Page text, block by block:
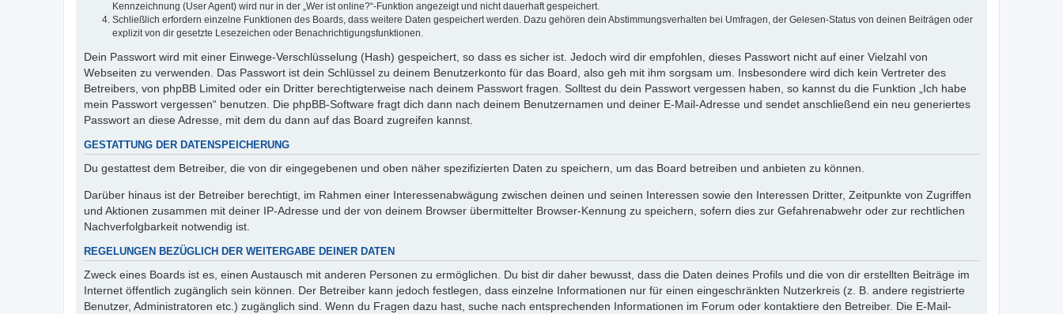
Kennzeichnung (User Agent) wird nur in der „Wer ist online?“-Funktion angezeigt und nicht dauerhaft gespeichert.
Schließlich erfordern einzelne Funktionen des Boards, dass weitere Daten gespeichert werden. Dazu gehören dein Abstimmungsverhalten bei Umfragen, der Gelesen-Status von deinen Beiträgen oder
explizit von dir gesetzte Lesezeichen oder Benachrichtigungsfunktionen.
Dein Passwort wird mit einer Einwege-Verschlüsselung (Hash) gespeichert, so dass es sicher ist. Jedoch wird dir empfohlen, dieses Passwort nicht auf einer Vielzahl von
Webseiten zu verwenden. Das Passwort ist dein Schlüssel zu deinem Benutzerkonto für das Board, also geh mit ihm sorgsam um. Insbesondere wird dich kein Vertreter des
Betreibers, von phpBB Limited oder ein Dritter berechtigterweise nach deinem Passwort fragen. Solltest du dein Passwort vergessen haben, so kannst du die Funktion „Ich habe
mein Passwort vergessen“ benutzen. Die phpBB-Software fragt dich dann nach deinem Benutzernamen und deiner E-Mail-Adresse und sendet anschließend ein neu generiertes
Passwort an diese Adresse, mit dem du dann auf das Board zugreifen kannst.
GESTATTUNG DER DATENSPEICHERUNG
Du gestattest dem Betreiber, die von dir eingegebenen und oben näher spezifizierten Daten zu speichern, um das Board betreiben und anbieten zu können.
Darüber hinaus ist der Betreiber berechtigt, im Rahmen einer Interessenabwägung zwischen deinen und seinen Interessen sowie den Interessen Dritter, Zeitpunkte von Zugriffen
und Aktionen zusammen mit deiner IP-Adresse und der von deinem Browser übermittelter Browser-Kennung zu speichern, sofern dies zur Gefahrenabwehr oder zur rechtlichen
Nachverfolgbarkeit notwendig ist.
REGELUNGEN BEZÜGLICH DER WEITERGABE DEINER DATEN
Zweck eines Boards ist es, einen Austausch mit anderen Personen zu ermöglichen. Du bist dir daher bewusst, dass die Daten deines Profils und die von dir erstellten Beiträge im
Internet öffentlich zugänglich sein können. Der Betreiber kann jedoch festlegen, dass einzelne Informationen nur für einen eingeschränkten Nutzerkreis (z. B. andere registrierte
Benutzer, Administratoren etc.) zugänglich sind. Wenn du Fragen dazu hast, suche nach entsprechenden Informationen im Forum oder kontaktiere den Betreiber. Die E-Mail-